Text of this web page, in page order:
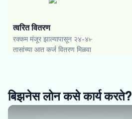
त्वरित वितरण
रक्कम मंजूर झाल्यापासून २४-४৮
तासांच्या आत कर्ज वितरण मिळवा
बिझनेस लोन कसे कार्य करते?